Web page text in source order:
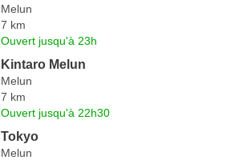
Melun
7 km
Ouvert jusqu'à 23h
Kintaro Melun
Melun
7 km
Ouvert jusqu'à 22h30
Tokyo
Melun